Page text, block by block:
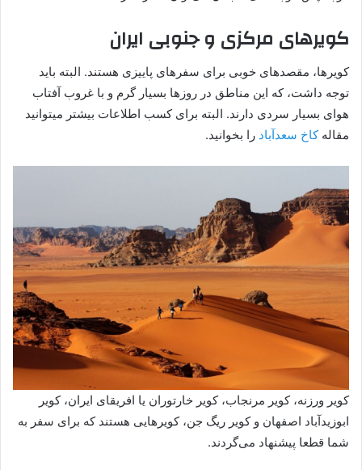
کویرهای مرکزی و جنوبی ایران
کویرها، مقصدهای خوبی برای سفرهای پاییزی هستند. البته باید
توجه داشت، که این مناطق در روزها بسیار گرم و با غروب آفتاب
هوای بسیار سردی دارند. البته برای کسب اطلاعات بیشتر میتوانید
مقالهکاخ سعدآباد را بخوانید.
کویر ورزنه، کویر مرنجاب، کویر خارتوران یا افریقای ایران، کویر
ابوزیدآباد اصفهان و کویر ریگ جن، کویرهایی هستند که برای سفر به
شما قطعا پیشنهاد می‌گردند.